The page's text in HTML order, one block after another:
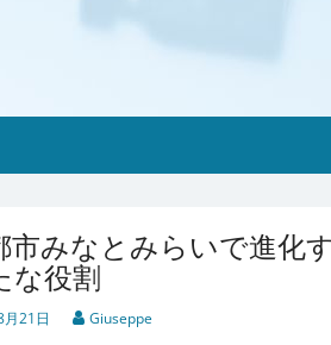
市みなとみらいで進化
な役割
21日 Giuseppe